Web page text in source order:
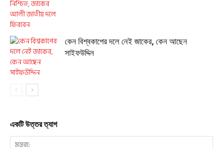
কেন বিশ্বকাপের দলে নেই জাকের, কেন আছেন
সাইফউদ্দিন
একটি উত্তর ত্যাগ